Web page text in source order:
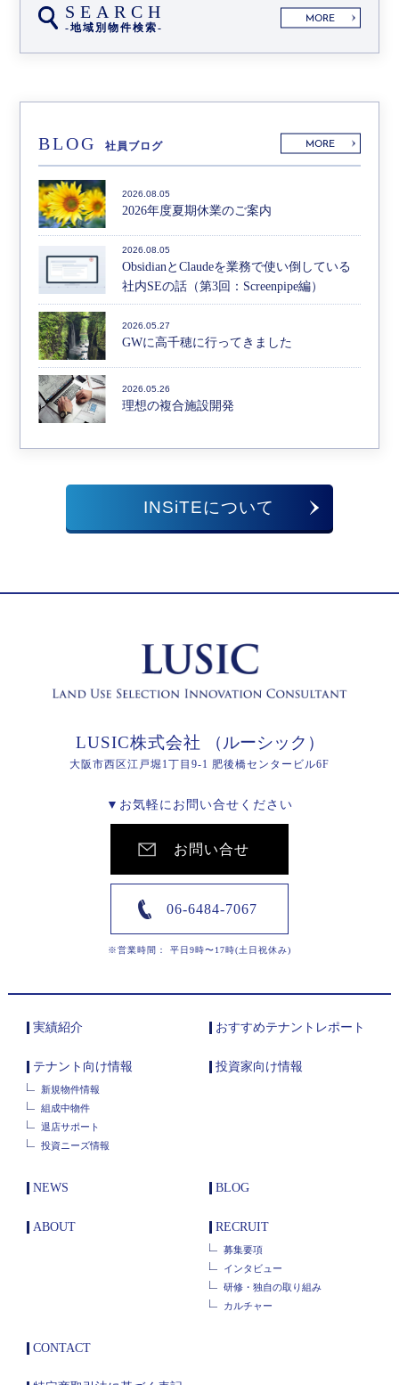
SEARCH
-地域別物件検索-
MORE
BLOG 社員ブログ MORE
2026.08.05
2026年度夏期休業のご案内
2026.08.05
ObsidianとClaudeを業務で使い倒している
社内SEの話（第3回：Screenpipe編）
2026.05.27
GWに高千穂に行ってきました
2026.05.26
理想の複合施設開発
INSiTEについて
LUSIC株式会社 （ルーシック）
大阪市西区江戸堀1丁目9-1 肥後橋センタービル6F
▼お気軽にお問い合せください
お問い合せ
06-6484-7067
※営業時間： 平日9時〜17時(土日祝休み)
実績紹介 おすすめテナントレポート
テナント向け情報
新規物件情報
組成中物件
退店サポート
投資ニーズ情報
投資家向け情報
NEWS BLOG
ABOUT RECRUIT
募集要項
インタビュー
研修・独自の取り組み
カルチャー
CONTACT